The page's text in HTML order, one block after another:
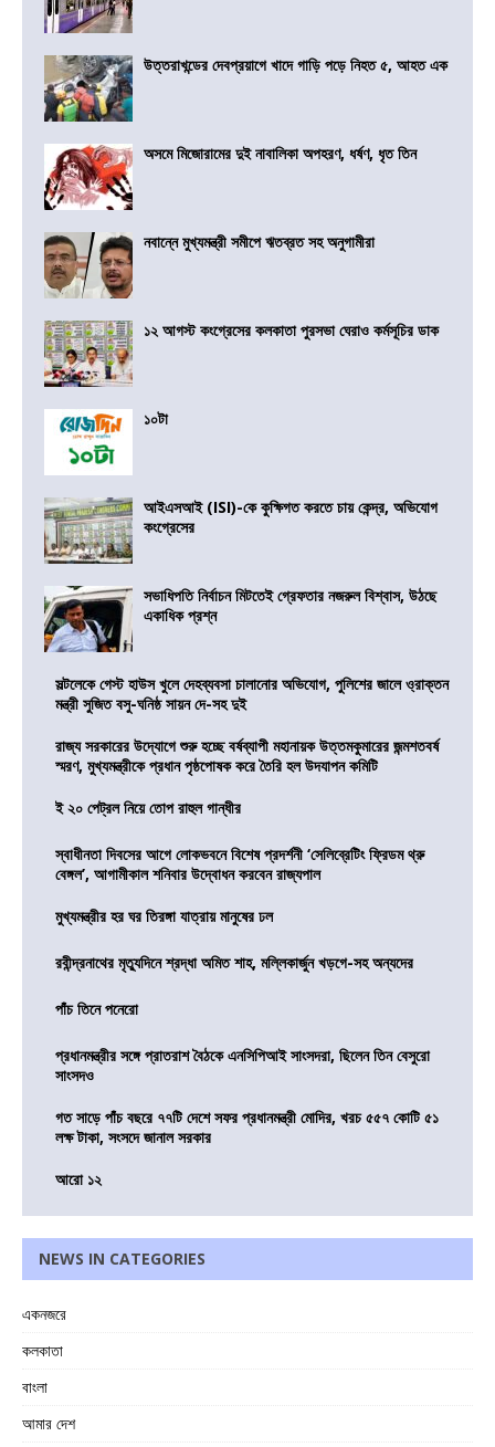
উত্তরাখন্ডের দেবপ্রয়াগে খাদে গাড়ি পড়ে নিহত ৫, আহত এক
অসমে মিজোরামের দুই নাবালিকা অপহরণ, ধর্ষণ, ধৃত তিন
নবান্নে মুখ্যমন্ত্রী সমীপে ঋতব্রত সহ অনুগামীরা
১২ আগস্ট কংগ্রেসের কলকাতা পুরসভা ঘেরাও কর্মসূচির ডাক
১০টা
আইএসআই (ISI)-কে কুক্ষিগত করতে চায় কেন্দ্র, অভিযোগ
কংগ্রেসের
সভাধিপতি নির্বাচন মিটতেই গ্রেফতার নজরুল বিশ্বাস, উঠছে
একাধিক প্রশ্ন
সল্টলেকে গেস্ট হাউস খুলে দেহব্যবসা চালানোর অভিযোগ, পুলিশের জালে ও্রাক্তন
মন্ত্রী সুজিত বসু-ঘনিষ্ঠ সায়ন দে-সহ দুই
রাজ্য সরকারের উদ্যোগে শুরু হচ্ছে বর্ষব্যাপী মহানায়ক উত্তমকুমারের জন্মশতবর্ষ
স্মরণ, মুখ্যমন্ত্রীকে প্রধান পৃষ্ঠপোষক করে তৈরি হল উদযাপন কমিটি
ই ২০ পেট্রল নিয়ে তোপ রাহুল গান্ধীর
স্বাধীনতা দিবসের আগে লোকভবনে বিশেষ প্রদর্শনী ‘সেলিব্রেটিং ফ্রিডম থ্রু
বেঙ্গল’, আগামীকাল শনিবার উদ্বোধন করবেন রাজ্যপাল
মুখ্যমন্ত্রীর হর ঘর তিরঙ্গা যাত্রায় মানুষের ঢল
রবীন্দ্রনাথের মৃত্যুদিনে শ্রদ্ধা অমিত শাহ, মল্লিকার্জুন খড়গে-সহ অন্যদের
পাঁচ তিনে পনেরো
প্রধানমন্ত্রীর সঙ্গে প্রাতরাশ বৈঠকে এনসিপিআই সাংসদরা, ছিলেন তিন বেসুরো
সাংসদও
গত সাড়ে পাঁচ বছরে ৭৭টি দেশে সফর প্রধানমন্ত্রী মোদির, খরচ ৫৫৭ কোটি ৫১
লক্ষ টাকা, সংসদে জানাল সরকার
আরো ১২
NEWS IN CATEGORIES
একনজরে
কলকাতা
বাংলা
আমার দেশ